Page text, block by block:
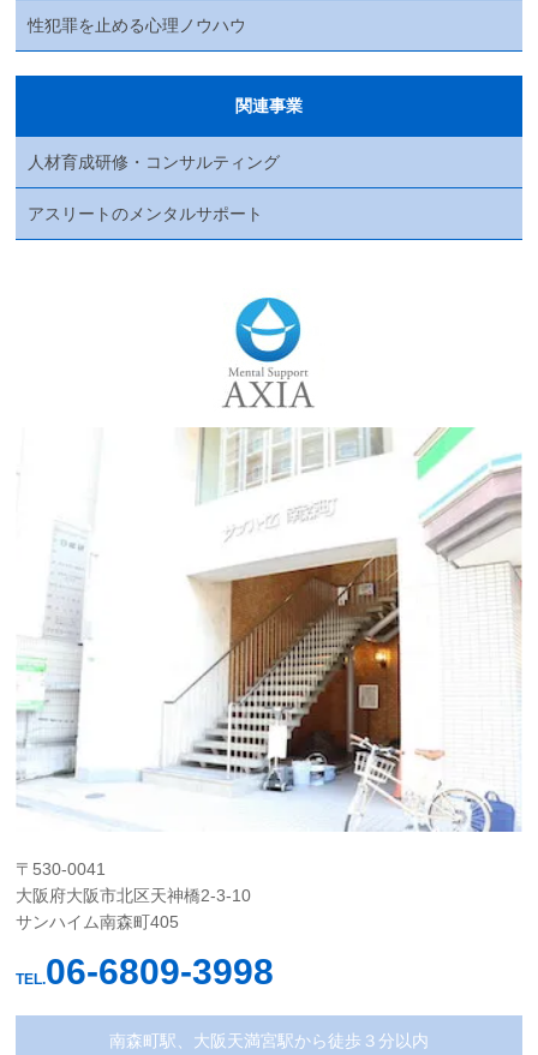
性犯罪を止める心理ノウハウ
関連事業
人材育成研修・コンサルティング
アスリートのメンタルサポート
〒530-0041
大阪府大阪市北区天神橋2-3-10
サンハイム南森町405
TEL.06-6809-3998
南森町駅、大阪天満宮駅から徒歩３分以内